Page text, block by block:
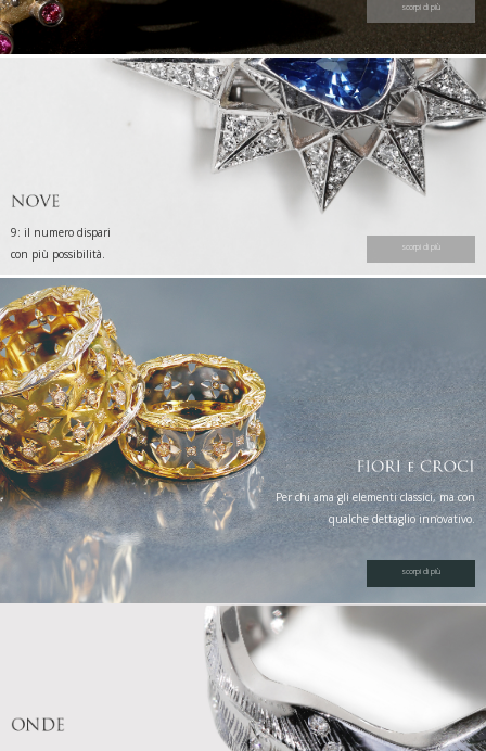
scorpi di più
9: il numero dispari
con più possibilità.
scorpi di più
Per chi ama gli elementi classici, ma con
qualche dettaglio innovativo.
scorpi di più